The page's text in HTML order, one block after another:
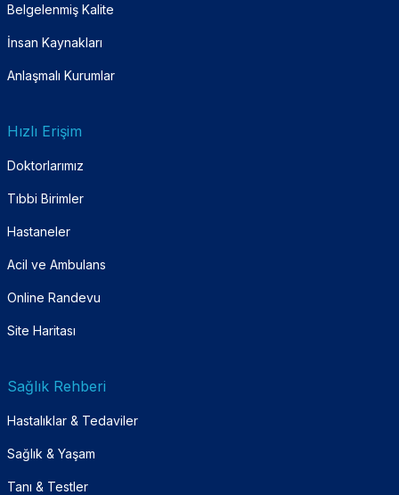
Belgelenmiş Kalite
İnsan Kaynakları
Anlaşmalı Kurumlar
Hızlı Erişim
Doktorlarımız
Tıbbi Birimler
Hastaneler
Acil ve Ambulans
Online Randevu
Site Haritası
Sağlık Rehberi
Hastalıklar & Tedaviler
Sağlık & Yaşam
Tanı & Testler